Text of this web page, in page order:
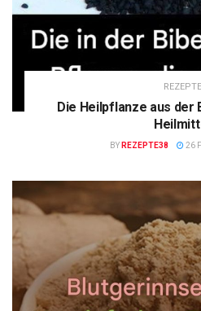
REZEPTE
Die Heilpflanze aus der
BY REZEPTE38 26